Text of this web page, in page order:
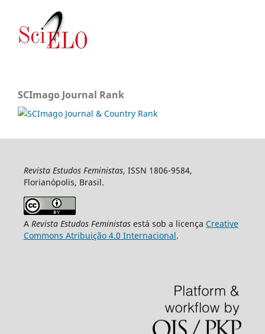
SCImago Journal Rank
Revista Estudos Feministas, ISSN 1806-9584,
Florianópolis, Brasil.
A Revista Estudos Feministasestá sob a licença Creative
Commons Atribuição 4.0 Internacional.